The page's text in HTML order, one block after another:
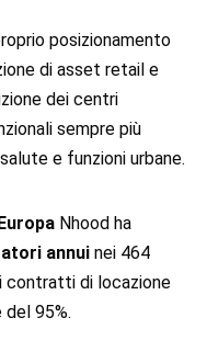
posizionamento
di asset retail e
dei centri
sempre più
e funzioni urbane.
Nhood ha
annui nei 464
contratti di locazione
95%.